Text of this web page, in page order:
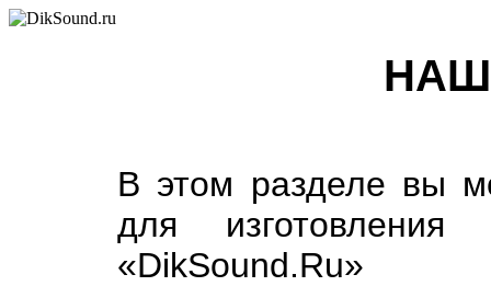
В этом разделе вы
для изготовления
«DikSound.Ru»